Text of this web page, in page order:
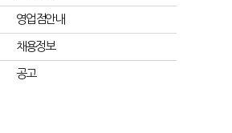
영업점안내
채용정보
공고